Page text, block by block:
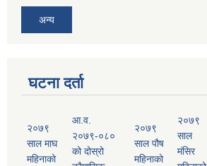
अन्य
घटना दर्ता
२०७९
साल माघ
महिनाको
आ.व.
२०७९-०८०
को दोस्रो
२०७९
साल पौष
महिनाको
२०७९
साल
मंसिर